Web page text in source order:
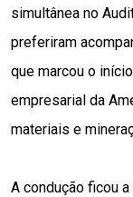
simultânea no
preferiram
que marcou o
empresarial da
materiais e
A condução ficou